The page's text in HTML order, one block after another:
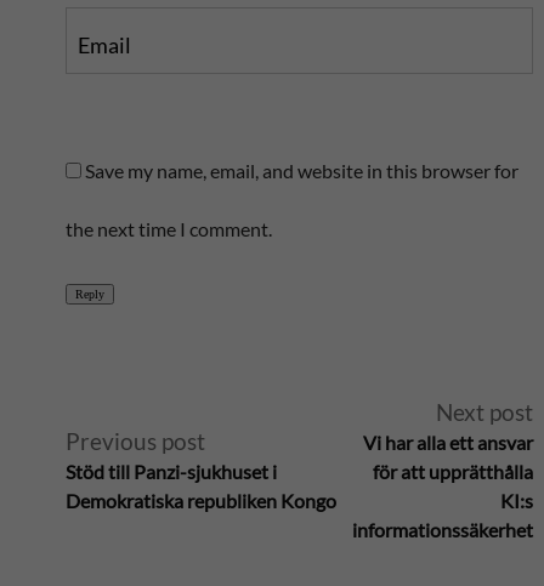
Email
Save my name, email, and website in this browser for
the next time I comment.
Reply
Previous post
Stöd till Panzi-sjukhuset i
Demokratiska republiken Kongo
Next post
Vi har alla ett ansvar
för att upprätthålla
KI:s
informationssäkerhet